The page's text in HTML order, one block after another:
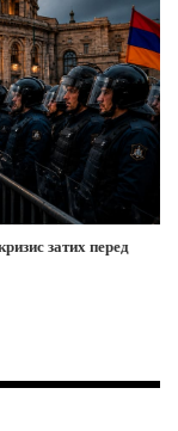
затих перед